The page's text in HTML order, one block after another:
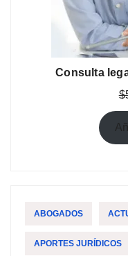
Consulta
$
ABOGADOS
APORTES JURÍDICOS